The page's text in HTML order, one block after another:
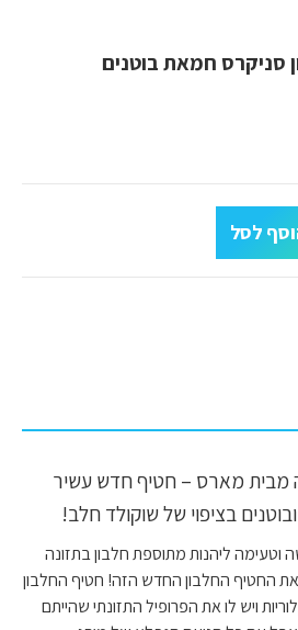
סניקרס חמאת בוטנים
לסל
מבית מארס – חטיף חדש עשיר
בציפוי של שוקולד חלב!
ליהנות מתוספת חלבון בתזונה
החטיף החלבון החדש הזה! חטיף החלבון
מכיל רק 230 קלוריות ויש לו את הפרופיל התזונתי שהייתם